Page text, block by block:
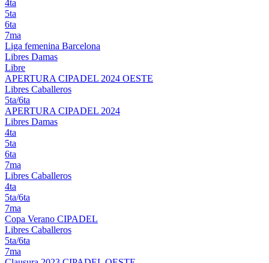
4ta
5ta
6ta
7ma
Liga femenina Barcelona
Libres Damas
Libre
APERTURA CIPADEL 2024 OESTE
Libres Caballeros
5ta/6ta
APERTURA CIPADEL 2024
Libres Damas
4ta
5ta
6ta
7ma
Libres Caballeros
4ta
5ta/6ta
7ma
Copa Verano CIPADEL
Libres Caballeros
5ta/6ta
7ma